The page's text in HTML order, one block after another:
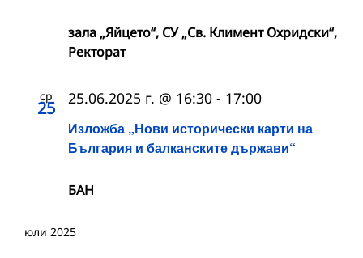
зала „Яйцето“, СУ „Св. Климент Охридски“,
Ректорат
ср
25
Изложба „Нови исторически карти на
България и балканските държави“
25.06.2025 г. @ 16:30 - 17:00
БАН
юли 2025